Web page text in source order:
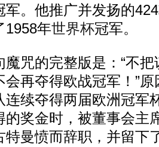
军。他推广并发扬的
1958年世界杯冠军。
的完整版是：“不把
再夺得欧战冠军！”
连续夺得两届欧洲冠军
的奖金时，被董事会主
曼愤而辞职，并留下